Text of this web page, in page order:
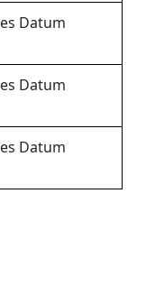
Datum
Datum
Datum